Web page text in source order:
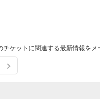
ケットに関連する最新情報をメ